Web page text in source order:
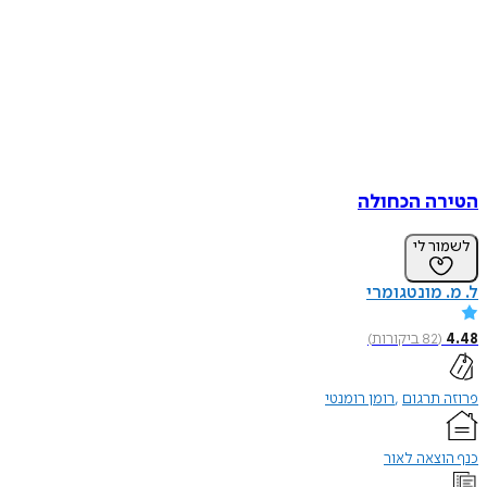
הכחולה
לי
82ביקורות)
תרגום רומן רומנטי
לאור